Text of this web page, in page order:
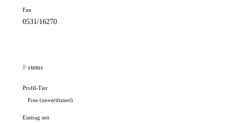
Fax
0531/16270
// status
Profil-Tier
Free (unverifiziert)
Eintrag seit